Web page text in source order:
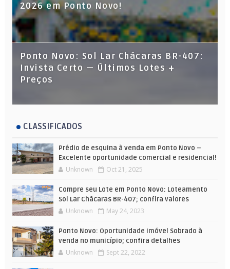
2026 em Ponto Novo!
Ponto Novo: Sol Lar Chácaras BR-407:
Invista Certo — Últimos Lotes +
Preços
CLASSIFICADOS
Prédio de esquina à venda em Ponto Novo –
Excelente oportunidade comercial e residencial!
Unknown Oct 21, 2025
Compre seu Lote em Ponto Novo: Loteamento
Sol Lar Chácaras BR-407; confira valores
Unknown May 24, 2023
Ponto Novo: Oportunidade Imóvel Sobrado à
venda no município; confira detalhes
Unknown Sept 22, 2022